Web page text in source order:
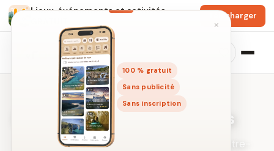
Lieux, événements et activités
Télécharger
×
100 % gratuit
Sans publicité
Sans inscription
Événements près de Nantes
Les sorties à venir dans un rayon autour du centre-